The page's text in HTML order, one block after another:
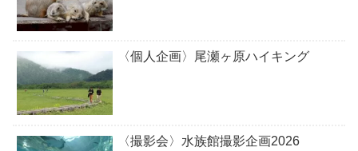
〈個人企画〉尾瀬ヶ原ハイキング
〈撮影会〉水族館撮影企画2026